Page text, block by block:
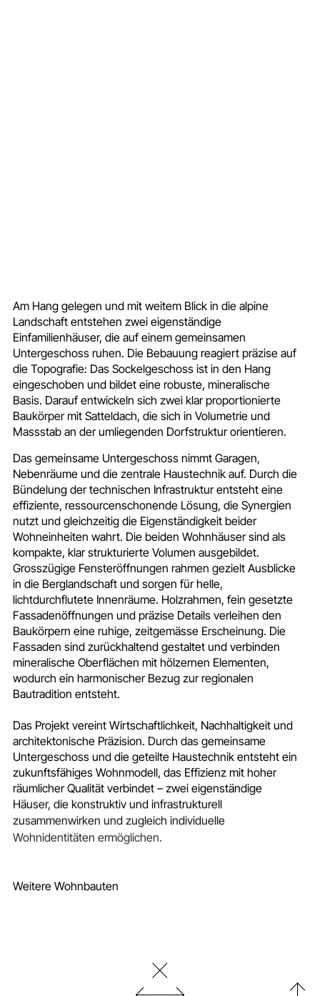
Am Hang gelegen und mit weitem Blick in die alpine
Landschaft entstehen zwei eigenständige
Einfamilienhäuser, die auf einem gemeinsamen
Untergeschoss ruhen. Die Bebauung reagiert präzise auf
die Topografie: Das Sockelgeschoss ist in den Hang
eingeschoben und bildet eine robuste, mineralische
Basis. Darauf entwickeln sich zwei klar proportionierte
Baukörper mit Satteldach, die sich in Volumetrie und
Massstab an der umliegenden Dorfstruktur orientieren.
Das gemeinsame Untergeschoss nimmt Garagen,
Nebenräume und die zentrale Haustechnik auf. Durch die
Bündelung der technischen Infrastruktur entsteht eine
effiziente, ressourcenschonende Lösung, die Synergien
nutzt und gleichzeitig die Eigenständigkeit beider
Wohneinheiten wahrt. Die beiden Wohnhäuser sind als
kompakte, klar strukturierte Volumen ausgebildet.
Grosszügige Fensteröffnungen rahmen gezielt Ausblicke
in die Berglandschaft und sorgen für helle,
lichtdurchflutete Innenräume. Holzrahmen, fein gesetzte
Fassadenöffnungen und präzise Details verleihen den
Baukörpern eine ruhige, zeitgemässe Erscheinung. Die
Fassaden sind zurückhaltend gestaltet und verbinden
mineralische Oberflächen mit hölzernen Elementen,
wodurch ein harmonischer Bezug zur regionalen
Bautradition entsteht.
Das Projekt vereint Wirtschaftlichkeit, Nachhaltigkeit und
architektonische Präzision. Durch das gemeinsame
Untergeschoss und die geteilte Haustechnik entsteht ein
zukunftsfähiges Wohnmodell, das Effizienz mit hoher
räumlicher Qualität verbindet – zwei eigenständige
Häuser, die konstruktiv und infrastrukturell
zusammenwirken und zugleich individuelle
Wohnidentitäten ermöglichen.
Weitere Wohnbauten